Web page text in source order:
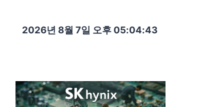
2026년 8월 7일 오후 05:04:44